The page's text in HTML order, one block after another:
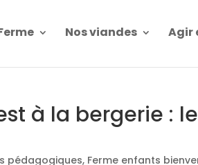
Nos viandes Agir
à la bergerie :
pédagogiques, Ferme enfants